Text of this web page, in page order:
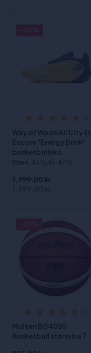
Way of Wade All City 13
Encore "Energy Drink"
basketballsko
Sizes :44 1⁄3, 45, 47 2⁄3
1.999,00 kr
1.599,00 kr
Molten BG4050
Basketball størrelse 7